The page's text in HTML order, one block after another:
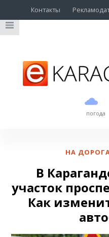
Контакты
погода
USD
EUR
НА
В
участок
Как